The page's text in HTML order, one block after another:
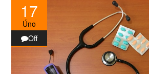
17
Úno
Off